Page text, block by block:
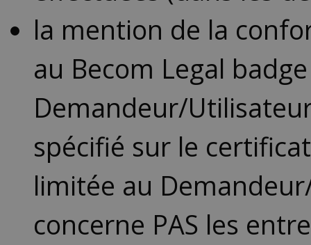
la mention de la
au Becom Legal
Demandeur/
spécifié sur le
limitée au
concerne PAS les